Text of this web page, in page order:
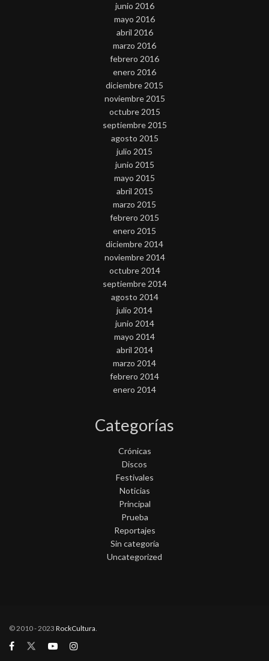
junio 2016
mayo 2016
abril 2016
marzo 2016
febrero 2016
enero 2016
diciembre 2015
noviembre 2015
octubre 2015
septiembre 2015
agosto 2015
julio 2015
junio 2015
mayo 2015
abril 2015
marzo 2015
febrero 2015
enero 2015
diciembre 2014
noviembre 2014
octubre 2014
septiembre 2014
agosto 2014
julio 2014
junio 2014
mayo 2014
abril 2014
marzo 2014
febrero 2014
enero 2014
Categorías
Crónicas
Discos
Festivales
Noticias
Principal
Prueba
Reportajes
Sin categoría
Uncategorized
© 2010 - 2023 RockCultura.